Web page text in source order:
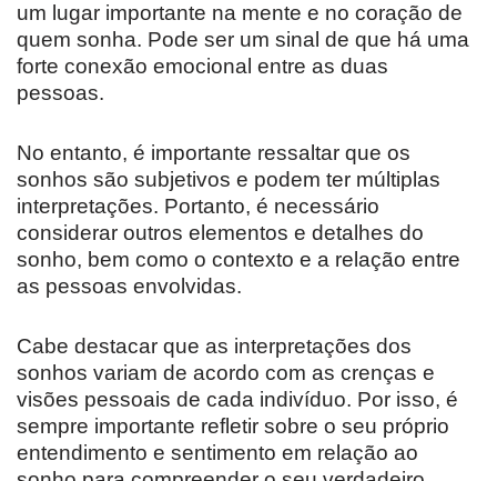
um lugar importante na mente e no coração de
quem sonha. Pode ser um sinal de que há uma
forte conexão emocional entre as duas
pessoas.
No entanto, é importante ressaltar que os
sonhos são subjetivos e podem ter múltiplas
interpretações. Portanto, é necessário
considerar outros elementos e detalhes do
sonho, bem como o contexto e a relação entre
as pessoas envolvidas.
Cabe destacar que as interpretações dos
sonhos variam de acordo com as crenças e
visões pessoais de cada indivíduo. Por isso, é
sempre importante refletir sobre o seu próprio
entendimento e sentimento em relação ao